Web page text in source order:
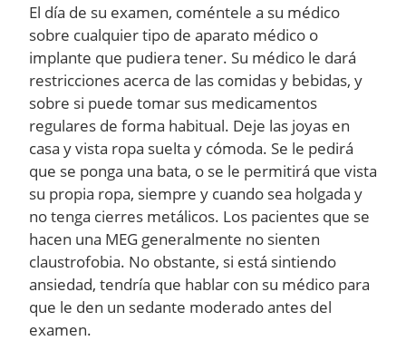
El día de su examen, coméntele a su médico
sobre cualquier tipo de aparato médico o
implante que pudiera tener. Su médico le dará
restricciones acerca de las comidas y bebidas, y
sobre si puede tomar sus medicamentos
regulares de forma habitual. Deje las joyas en
casa y vista ropa suelta y cómoda. Se le pedirá
que se ponga una bata, o se le permitirá que vista
su propia ropa, siempre y cuando sea holgada y
no tenga cierres metálicos. Los pacientes que se
hacen una MEG generalmente no sienten
claustrofobia. No obstante, si está sintiendo
ansiedad, tendría que hablar con su médico para
que le den un sedante moderado antes del
examen.